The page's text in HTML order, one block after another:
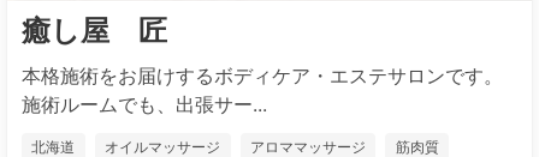
癒し屋 匠
本格施術をお届けするボディケア・エステサロンです。
施術ルームでも、出張サー...
北海道 オイルマッサージ アロママッサージ 筋肉質